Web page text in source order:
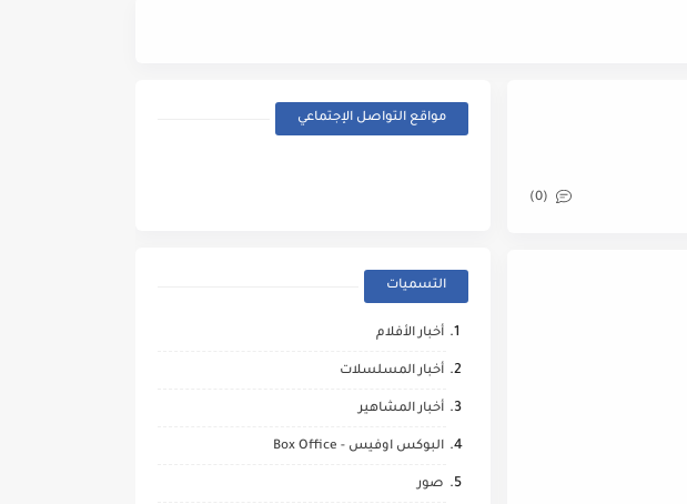
(0)
مواقع التواصل الإجتماعي
التسميات
أخبار الأفلام
أخبار المسلسلات
أخبار المشاهير
البوكس اوفيس - Box Office
صور